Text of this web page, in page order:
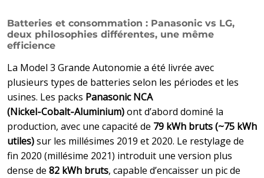
Batteries et consommation : Panasonic vs LG,
deux philosophies différentes, une même
efficience
La Model 3 Grande Autonomie a été livrée avec
plusieurs types de batteries selon les périodes et les
usines. Les packs Panasonic NCA
(Nickel‑Cobalt‑Aluminium)ont d’abord dominé la
production, avec une capacité de 79 kWh bruts (~75 kWh
utiles)sur les millésimes 2019 et 2020. Le restylage de
fin 2020 (millésime 2021) introduit une version plus
dense de 82 kWh bruts, capable d’encaisser un pic de